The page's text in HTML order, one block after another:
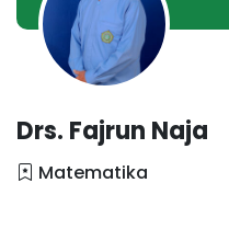
Drs. Fajrun Naja
Matematika